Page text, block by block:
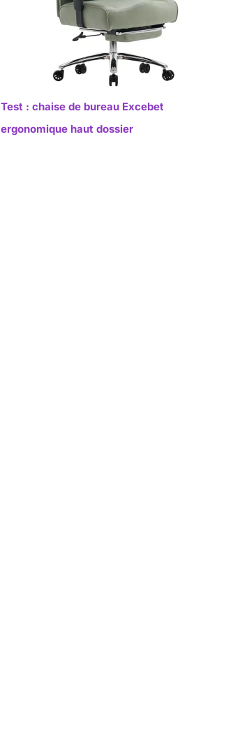
Test : chaise de bureau Excebet
ergonomique haut dossier